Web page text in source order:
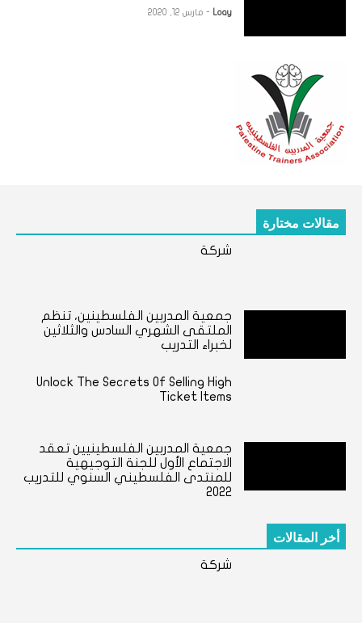
Loay - مارس 12, 2020
مقالات مختارة
شركة
جمعية المدربين الفلسطينين، تنظم
الملتقى الشهري السادس والثلاثين
لخبراء التدريب
Unlock The Secrets Of Selling High
Ticket Items
جمعية المدربين الفلسطينيين تعقد
الاجتماع الأول للجنة التوجيهية
للمنتدى الفلسطيني السنوي للتدريب
2022
أخر المقالات
شركة